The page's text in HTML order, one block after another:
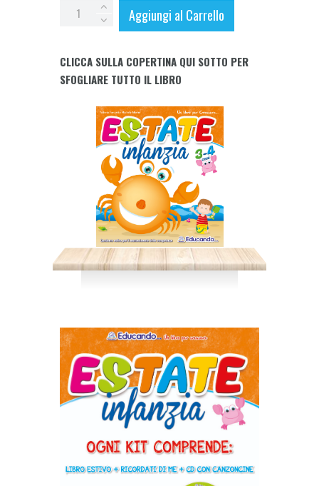
ESTATE
4
ANNI
Aggiungi al Carrello
CLICCA SULLA COPERTINA QUI SOTTO PER
SFOGLIARE TUTTO IL LIBRO